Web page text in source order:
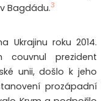
Bagdádu.3
Ukrajinu roku 2014.
prezident
unii, došlo k jeho
prozápadní